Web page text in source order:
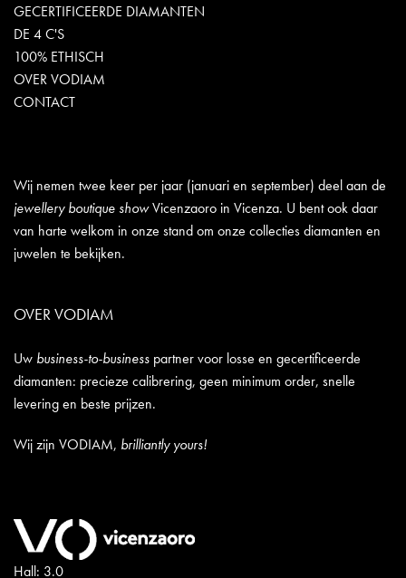
GECERTIFICEERDE DIAMANTEN
DE 4 C'S
100% ETHISCH
OVER VODIAM
CONTACT
Wij nemen twee keer per jaar (januari en september) deel aan de
jewellery boutique showVicenzaoro in Vicenza. U bent ook daar
van harte welkom in onze stand om onze collecties diamanten en
juwelen te bekijken.
OVER VODIAM
Uw business-to-business partner voor losse en gecertificeerde
diamanten: precieze calibrering, geen minimum order, snelle
levering en beste prijzen.
Wij zijn VODIAM, brilliantly yours!
Hall: 3.0